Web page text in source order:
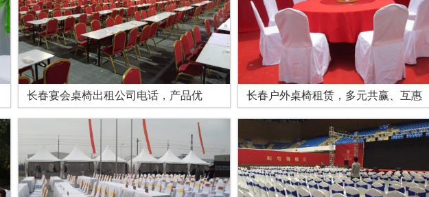
长春宴会桌椅出租公司电话，产品优 长春户外桌椅租赁，多元共赢、互惠